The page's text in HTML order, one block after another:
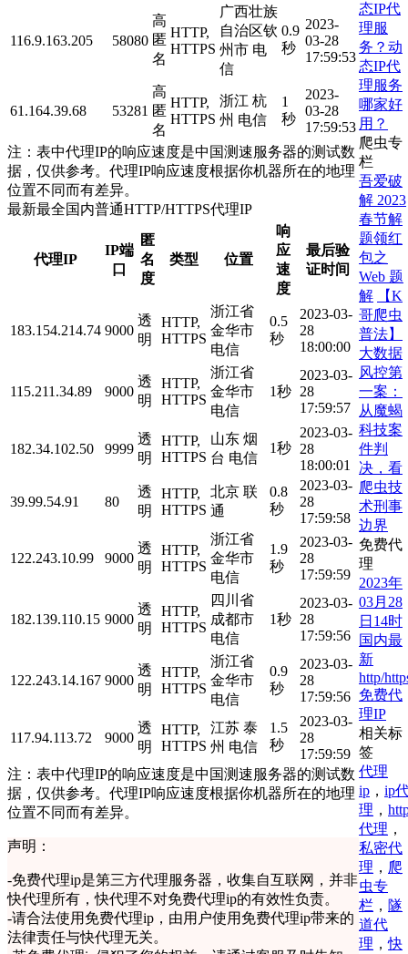
116.9.163.205 58080
高
匿
名
HTTP,
HTTPS
广西壮族
自治区钦
州市 电
信
0.9
秒
2023-
03-28
17:59:53
61.164.39.68 53281
高
匿
名
HTTP,
HTTPS
浙江 杭
州 电信
1
秒
2023-
03-28
17:59:53
注：表中代理IP的响应速度是中国测速服务器的测试数
据，仅供参考。代理IP响应速度根据你机器所在的地理
位置不同而有差异。
最新最全国内普通HTTP/HTTPS代理IP
代理IP
IP端
口
匿
名
度
类型 位置
响
应
速
度
最后验
证时间
183.154.214.74 9000
透
明
HTTP,
HTTPS
浙江省
金华市
电信
0.5
秒
2023-03-
28
18:00:00
115.211.34.89 9000
透
明
HTTP,
HTTPS
浙江省
金华市
电信
1秒
2023-03-
28
17:59:57
182.34.102.50 9999
透
明
HTTP,
HTTPS
山东 烟
台 电信
1秒
2023-03-
28
18:00:01
39.99.54.91 80
透
明
HTTP,
HTTPS
北京 联
通
0.8
秒
2023-03-
28
17:59:58
122.243.10.99 9000
透
明
HTTP,
HTTPS
浙江省
金华市
电信
1.9
秒
2023-03-
28
17:59:59
182.139.110.15 9000
透
明
HTTP,
HTTPS
四川省
成都市
电信
1秒
2023-03-
28
17:59:56
122.243.14.167 9000
透
明
HTTP,
HTTPS
浙江省
金华市
电信
0.9
秒
2023-03-
28
17:59:56
117.94.113.72 9000
透
明
HTTP,
HTTPS
江苏 泰
州 电信
1.5
秒
2023-03-
28
17:59:59
注：表中代理IP的响应速度是中国测速服务器的测试数
据，仅供参考。代理IP响应速度根据你机器所在的地理
位置不同而有差异。
声明：
-免费代理ip是第三方代理服务器，收集自互联网，并非
快代理所有，快代理不对免费代理ip的有效性负责。
-请合法使用免费代理ip，由用户使用免费代理ip带来的
法律责任与快代理无关。
态IP代
理服
务？动
态IP代
理服务
哪家好
用？
爬虫专
栏
吾爱破
解 2023
春节解
题领红
包之
Web 题
解
【K
哥爬虫
普法】
大数据
风控第
一案：
从魔蝎
科技案
件判
决，看
爬虫技
术刑事
边界
免费代
理
2023年
03月28
日14时
国内最
新
http/
免费代
理IP
相关标
签
代理
ip ， ip
理 ，
代理 ，
私密代
理 ， 爬
虫专
栏 ， 隧
道代
理 ，快